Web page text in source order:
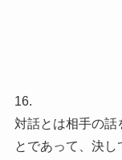
16.
対話とは相手の話
とであって、決